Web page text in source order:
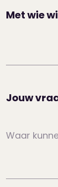
Met wie
Jouw
Waar